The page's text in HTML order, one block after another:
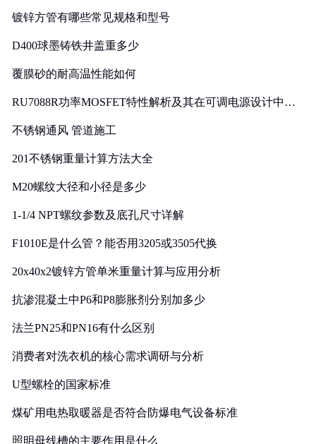
镀锌方管有哪些常见规格和型号
D400球墨铸铁井盖重多少
覆膜砂的耐高温性能如何
RU7088R功率MOSFET特性解析及其在可调电源设计中的
不锈钢通风 管道施工
201不锈钢重量计算方法大全
M20螺纹大径和小径是多少
1-1/4 NPT螺纹参数及底孔尺寸详解
F1010E是什么管？能否用3205或3505代换
20x40x2镀锌方管单米重量计算与应用分析
抗渗混凝土中P6和P8膨胀剂分别加多少
法兰PN25和PN16有什么区别
消费者对洗衣机的核心需求调研与分析
U型螺栓的国家标准
煤矿用电热取暖器是否符合防爆电气设备标准
照明母线槽的主要作用是什么